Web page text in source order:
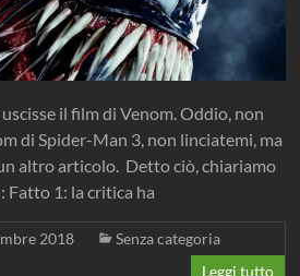
il film di Venom. Oddio, non
di Spider-Man 3, non linciatemi, ma
altro articolo. Detto ciò, chiariamo
1: la critica ha
2018
Senza categoria
Leggi tutto